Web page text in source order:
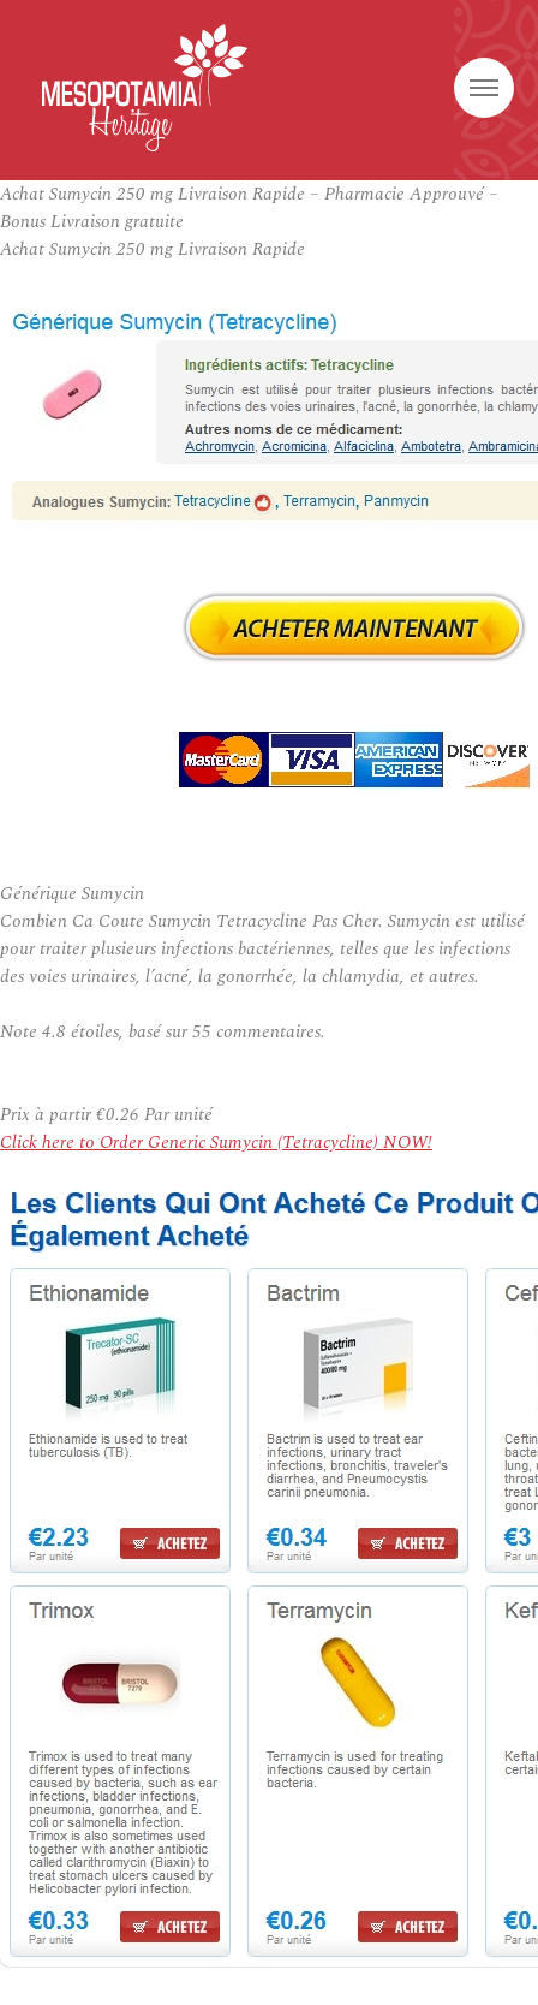
Achat Sumycin 250 mg Livraison Rapide – Pharmacie Approuvé –
Bonus Livraison gratuite
Achat Sumycin 250 mg Livraison Rapide
Générique Sumycin
Combien Ca Coute Sumycin Tetracycline Pas Cher. Sumycin est utilisé
pour traiter plusieurs infections bactériennes, telles que les infections
des voies urinaires, l’acné, la gonorrhée, la chlamydia, et autres.
Note 4.8 étoiles, basé sur55 commentaires.
Prix à partir€0.26 Par unité
Click here to Order Generic Sumycin (Tetracycline) NOW!